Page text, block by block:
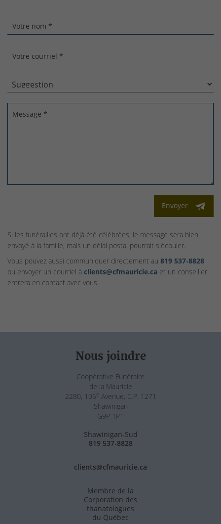
Votre nom *
Votre courriel *
Message *
Envoyer
Si les funérailles ont déjà été célébrées, le message sera bien
envoyé à la famille, mais un délai postal pourrait s'écouler.
Vous pouvez aussi communiquer directement au 819 537‑8828
ou envoyer un courriel à clients@cfmauricie.ca et un conseiller
entrera en contact avec vous.
Nous joindre
Coopérative Funéraire
de la Mauricie
2280, 105e Avenue, C.P. 1271
Shawinigan
G9P 1P1
Shawinigan-Sud
819 537-8828
clients@cfmauricie.ca
Membre de la
Corporation des
thanatologues
du Québec